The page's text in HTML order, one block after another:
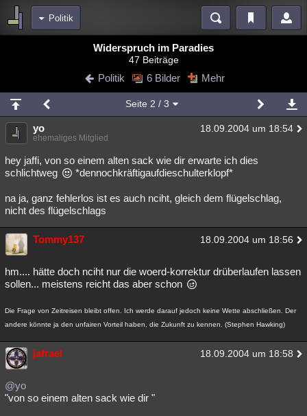
Politik
Blogs
Chat Wiki Neuigkeiten
meine Rubriken
Menschen Mystery Kriminalfälle
Spiritualität Verschwörungen Technologie Ufologie
weitere Rubriken
Philosophie Träume Orte Esoterik Literatur
Astronomie
Musik Clash Verbesserungen Allmystery
Besucht Teilgenommen Alle Neue Geschlossen
Lesenswert
Widerspruch im Paradies
47 Beiträge
Politik 6 Bilder Mehr
Seite 2 / 3
yo 18.09.2004 um 18:54
ehemaliges Mitglied
hey jaffi, von so einem alten sack wie dir erwarte ich dies
schlichtweg
*dennochkräftigaufdieschulterklopf*
na ja, ganz fehlerlos ist es auch nciht, gleich dem flügelschlag,
nicht des flügelschlags
Tommy137 18.09.2004 um 18:56
hm.... hätte doch nciht nur die woerd-korrektur drüberlaufen lassen
sollen... meistens reicht das aber schon
Die Frage von Zeitreisen bleibt offen. Ich werde darauf jedoch keine Wette abschließen. Der
andere könnte ja den unfairen Vorteil haben, die Zukunft zu kennen. (Stephen Hawking)
jafrael 18.09.2004 um 18:58
@yo
"von so einem alten sack wie dir "